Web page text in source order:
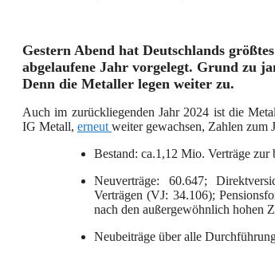
Gestern Abend hat Deutschlands
abgelaufene Jahr vorgelegt. Grund zu
Denn die Metaller legen weiter zu.
Auch im zurückliegenden Jahr 2024 ist die
IG Metall, erneut weiter gewachsen, Zahlen zum
Bestand: ca.1,12 Mio. Verträge
Neuverträge: 60.647;
Verträgen (VJ: 34.106);
nach den außergewöhnlich hohen
Neubeiträge über alle